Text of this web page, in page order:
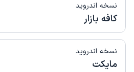
نسخه اندروید
کافه بازار
نسخه اندروید
مایکت